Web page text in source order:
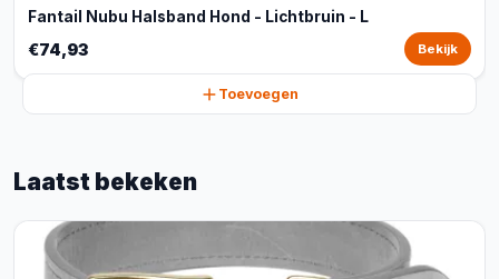
Fantail Nubu Halsband Hond - Lichtbruin - L
€74,93 Bekijk
Toevoegen
Laatst bekeken